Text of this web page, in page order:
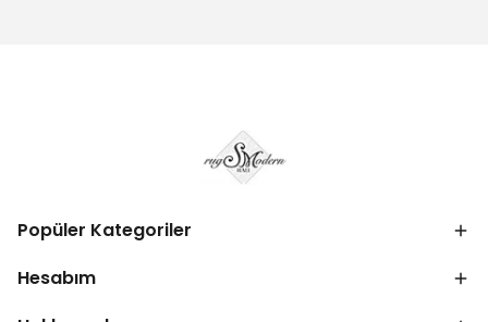
Popüler Kategoriler
Hesabım